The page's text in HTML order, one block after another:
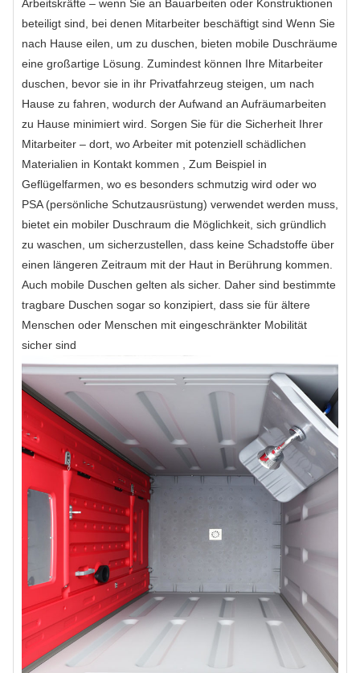
Arbeitskräfte – wenn Sie an Bauarbeiten oder Konstruktionen
beteiligt sind, bei denen Mitarbeiter beschäftigt sind Wenn Sie
nach Hause eilen, um zu duschen, bieten mobile Duschräume
eine großartige Lösung. Zumindest können Ihre Mitarbeiter
duschen, bevor sie in ihr Privatfahrzeug steigen, um nach
Hause zu fahren, wodurch der Aufwand an Aufräumarbeiten
zu Hause minimiert wird. Sorgen Sie für die Sicherheit Ihrer
Mitarbeiter – dort, wo Arbeiter mit potenziell schädlichen
Materialien in Kontakt kommen , Zum Beispiel in
Geflügelfarmen, wo es besonders schmutzig wird oder wo
PSA (persönliche Schutzausrüstung) verwendet werden muss,
bietet ein mobiler Duschraum die Möglichkeit, sich gründlich
zu waschen, um sicherzustellen, dass keine Schadstoffe über
einen längeren Zeitraum mit der Haut in Berührung kommen.
Auch mobile Duschen gelten als sicher. Daher sind bestimmte
tragbare Duschen sogar so konzipiert, dass sie für ältere
Menschen oder Menschen mit eingeschränkter Mobilität
sicher sind